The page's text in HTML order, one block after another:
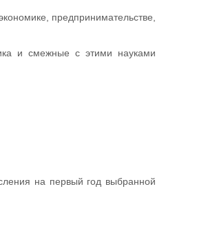
предпринимательстве,
и смежные с этими науками
на первый год выбранной